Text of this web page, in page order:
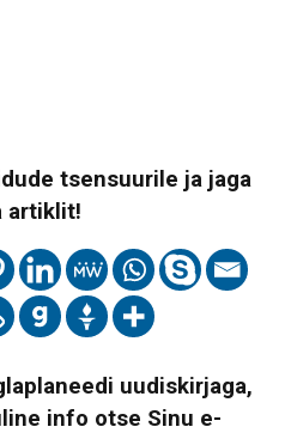
tsensuurile ja jaga
artiklit!
uudiskirjaga,
info otse Sinu e-